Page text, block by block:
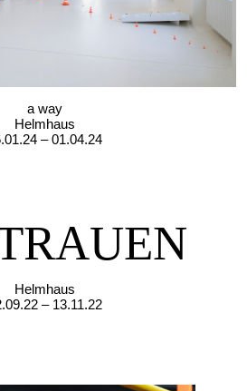
a way
Helmhaus
– 01.04.24
Helmhaus
– 13.11.22